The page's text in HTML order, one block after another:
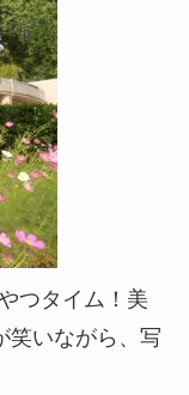
つタイム！美
笑いながら、写